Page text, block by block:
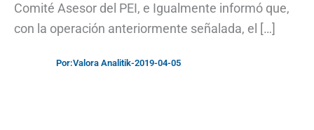
Comité Asesor del PEI, e Igualmente informó que,
con la operación anteriormente señalada, el […]
Por:Valora Analitik-2019-04-05